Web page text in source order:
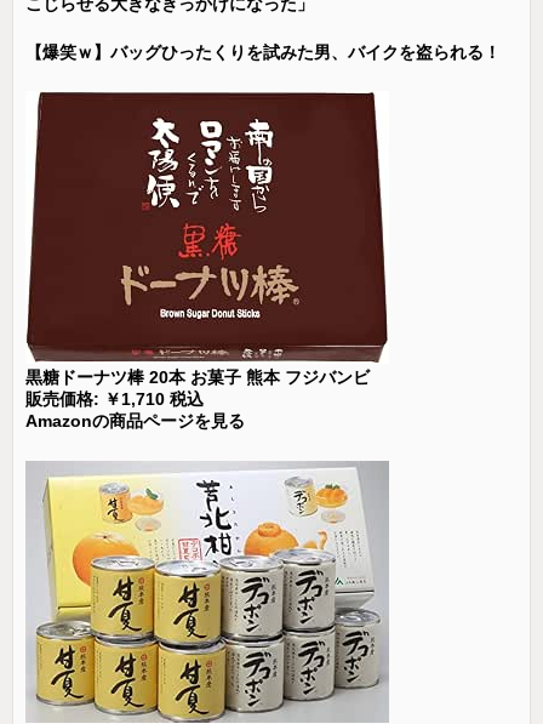
【爆笑ｗ】バッグひったくりを試みた男、バイクを盗られる！
黒糖ドーナツ棒 20本 お菓子 熊本 フジバンビ
販売価格: ￥1,710 税込
Amazonの商品ページを見る